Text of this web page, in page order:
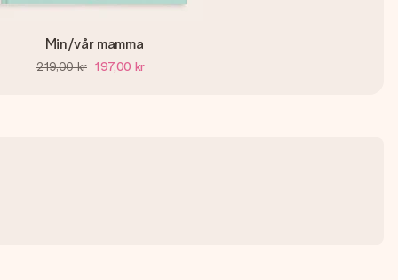
Min/vår mamma
219,00 kr 197,00 kr